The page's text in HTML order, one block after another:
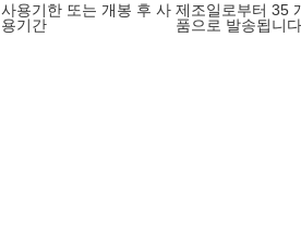
사용기한 또는 개봉 후 사
용기간
제조일로부터 35
품으로 발송됩니다.